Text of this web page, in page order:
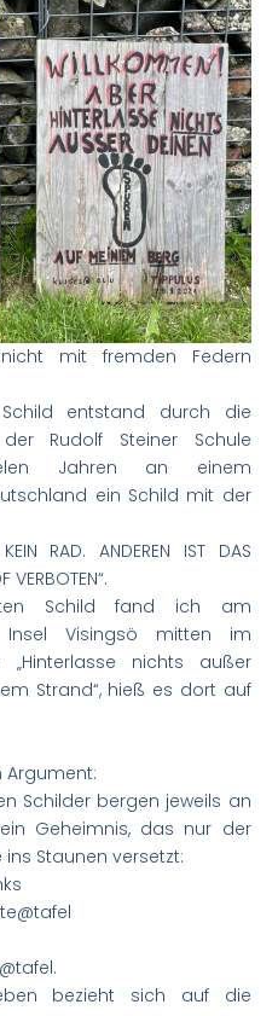
mit fremden Federn
entstand durch die
Rudolf Steiner Schule
Jahren an einem
ein Schild mit der
KEIN RAD. ANDEREN IST DAS
VERBOTEN“.
Schild fand ich am
Visingsö mitten im
„Hinterlasse nichts außer
Strand“, hieß es dort auf
Argument:
Schilder bergen jeweils an
Geheimnis, das nur der
Staunen versetzt:
bezieht sich auf die